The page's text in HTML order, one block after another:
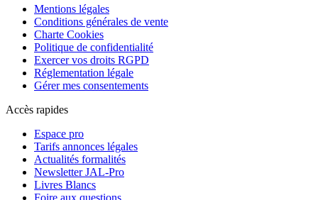
Mentions légales
Conditions générales de vente
Charte Cookies
Politique de confidentialité
Exercer vos droits RGPD
Réglementation légale
Gérer mes consentements
Accès rapides
Espace pro
Tarifs annonces légales
Actualités formalités
Newsletter JAL-Pro
Livres Blancs
Foire aux questions